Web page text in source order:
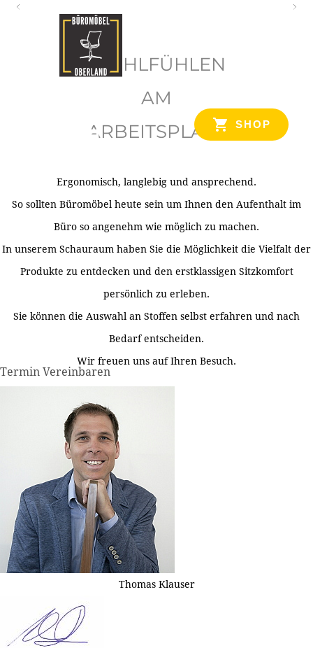
SHOP
WOHLFÜHLEN
AM
ARBEITSPLATZ
Ergonomisch, langlebig und ansprechend.
So sollten Büromöbel heute sein um Ihnen den Aufenthalt im
Büro so angenehm wie möglich zu machen.
In unserem Schauraum haben Sie die Möglichkeit die Vielfalt der
Produkte zu entdecken und den erstklassigen Sitzkomfort
persönlich zu erleben.
Sie können die Auswahl an Stoffen selbst erfahren und nach
Bedarf entscheiden.
Wir freuen uns auf Ihren Besuch.
Termin Vereinbaren
Thomas Klauser